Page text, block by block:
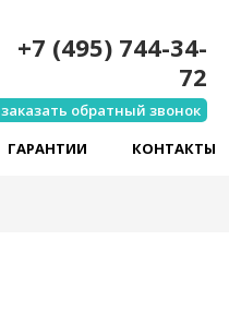
+7 (495) 744-34-
72
заказать обратный звонок
ГАРАНТИИ КОНТАКТЫ